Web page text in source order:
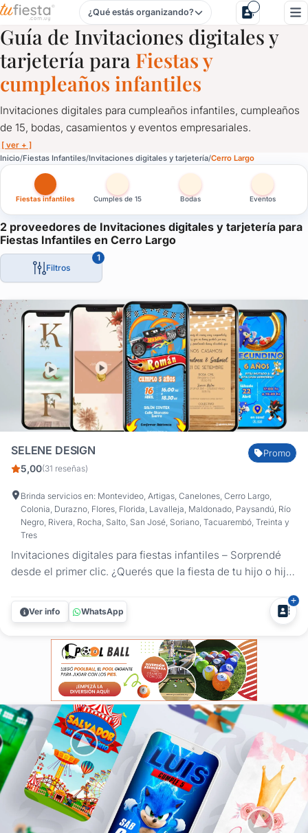
Invitaciones digitales y tarjetería para Fiestas Infantiles en
¿Qué estás organizando?
Guía de Invitaciones digitales y
tarjetería para Fiestas y
cumpleaños infantiles
Invitaciones digitales para cumpleaños infantiles, cumpleaños
de 15, bodas, casamientos y eventos empresariales.
[ ver + ]
Inicio Fiestas Infantiles Invitaciones digitales y tarjetería Cerro Largo
Fiestas infantiles Cumples de 15 Bodas Eventos
2 proveedores de Invitaciones digitales y tarjetería para
Fiestas Infantiles en Cerro Largo
Filtros
1
SELENE DESIGN
5,00(31 reseñas)
Promo
Brinda servicios en: Montevideo, Artigas, Canelones, Cerro Largo,
Colonia, Durazno, Flores, Florida, Lavalleja, Maldonado, Paysandú, Río
Negro, Rivera, Rocha, Salto, San José, Soriano, Tacuarembó, Treinta y
Tres
Invitaciones digitales para fiestas infantiles – Sorprendé
desde el primer clic. ¿Querés que la fiesta de tu hijo o hija
invitaciones digitales personalizadas de Selene Design, la
diversión empieza en la pantalla. Las invitaciones digitales
Ver info WhatsApp
Invitaciones digitales y tarjetería para Fiestas Infantiles en
Invitaciones digitales para cumpleaños infantiles, cumpleaños
Las tarjetas virtuales para fiestas son el primer contacto con
Aquí conocerás los mejores diseñadores de tarjetas digitales